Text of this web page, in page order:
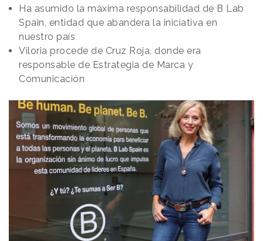
Ha asumido la máxima responsabilidad de B Lab
Spain, entidad que abandera la iniciativa en
nuestro país
Viloria procede de Cruz Roja, donde era
responsable de Estrategia de Marca y
Comunicación